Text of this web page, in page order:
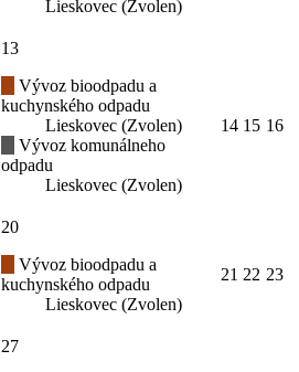
Lieskovec (Zvolen)
13
Vývoz bioodpadu a
kuchynského odpadu
Lieskovec (Zvolen)
Vývoz komunálneho
odpadu
Lieskovec (Zvolen)
14 15 16
20
Vývoz bioodpadu a
kuchynského odpadu
Lieskovec (Zvolen)
21 22 23
27